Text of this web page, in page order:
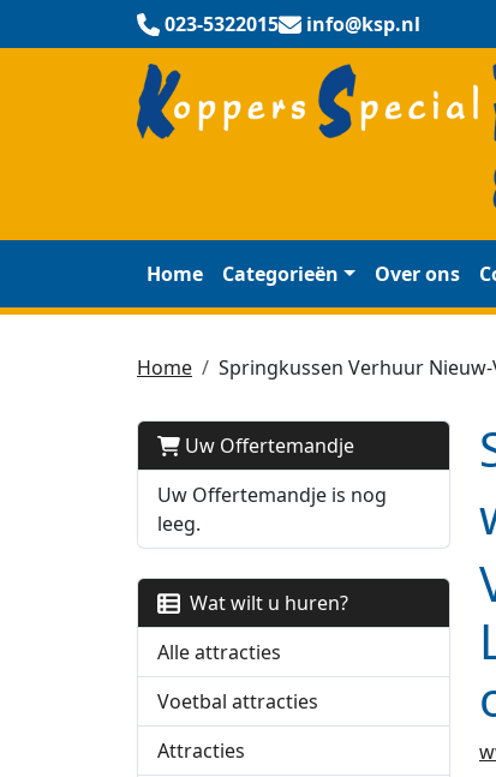
023-5322015 info@ksp.nl
Home Categorieën Over ons
Home Springkussen Verhuur
Uw Offertemandje
Uw Offertemandje is nog
leeg.
Wat wilt u huren?
Alle attracties
Voetbal attracties
Attracties